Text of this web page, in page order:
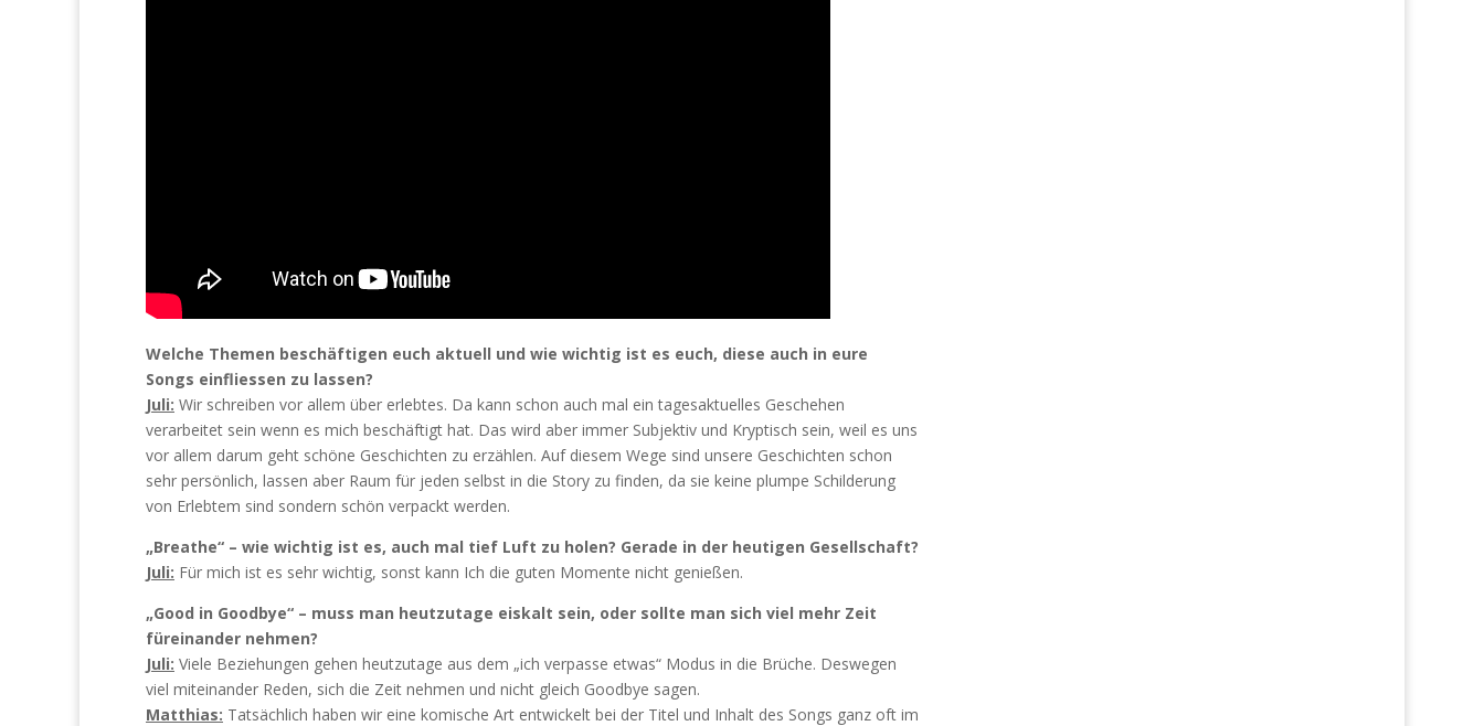
Welche Themen beschäftigen euch aktuell und wie wichtig ist es euch, diese auch in eure
Songs einfliessen zu lassen?
Juli: Wir schreiben vor allem über erlebtes. Da kann schon auch mal ein tagesaktuelles Geschehen
verarbeitet sein wenn es mich beschäftigt hat. Das wird aber immer Subjektiv und Kryptisch sein, weil es uns
vor allem darum geht schöne Geschichten zu erzählen. Auf diesem Wege sind unsere Geschichten schon
sehr persönlich, lassen aber Raum für jeden selbst in die Story zu finden, da sie keine plumpe Schilderung
von Erlebtem sind sondern schön verpackt werden.
„Breathe“ – wie wichtig ist es, auch mal tief Luft zu holen? Gerade in der heutigen Gesellschaft?
Juli: Für mich ist es sehr wichtig, sonst kann Ich die guten Momente nicht genießen.
„Good in Goodbye“ – muss man heutzutage eiskalt sein, oder sollte man sich viel mehr Zeit
füreinander nehmen?
Juli: Viele Beziehungen gehen heutzutage aus dem „ich verpasse etwas“ Modus in die Brüche. Deswegen
viel miteinander Reden, sich die Zeit nehmen und nicht gleich Goodbye sagen.
Matthias: Tatsächlich haben wir eine komische Art entwickelt bei der Titel und Inhalt des Songs ganz oft im